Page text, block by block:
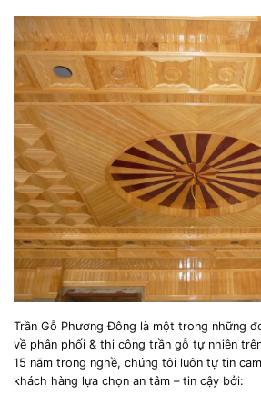
Trần Gỗ Phương Đông là một trong những
về phân phối & thi công trần gỗ tự nhiên
15 năm trong nghề, chúng tôi luôn tự tin
khách hàng lựa chọn an tâm – tin cậy bởi: